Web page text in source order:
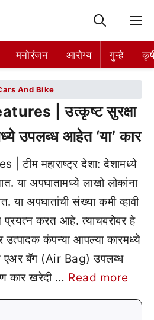
मनोरंजन आरोग्य गुन्हे
And Bike
| उत्कृष्ट सुरक्षा
उपलब्ध आहेत ‘या’ कार
टीम महाराष्ट्र देशा: देशामध्ये
या अपघातामध्ये लाखो लोकांना
या अपघातांची संख्या कमी व्हावी
प्रयत्न करत आहे. त्याचबरोबर हे
उत्पादक कंपन्या आपल्या कारमध्ये
बॅग (Air Bag) उपलब्ध
कार खरेदी … Read more